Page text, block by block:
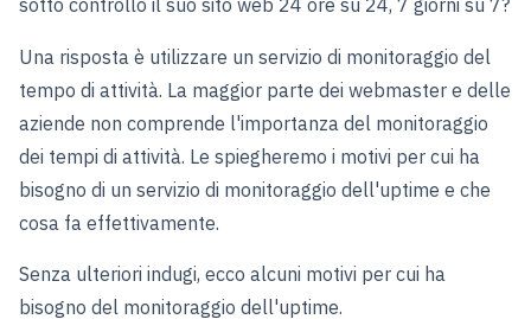
sotto controllo il suo sito web 24 ore su 24, 7 giorni su 7?
Una risposta è utilizzare un servizio di monitoraggio del
tempo di attività. La maggior parte dei webmaster e delle
aziende non comprende l'importanza del monitoraggio
dei tempi di attività. Le spiegheremo i motivi per cui ha
bisogno di un servizio di monitoraggio dell'uptime e che
cosa fa effettivamente.
Senza ulteriori indugi, ecco alcuni motivi per cui ha
bisogno del monitoraggio dell'uptime.